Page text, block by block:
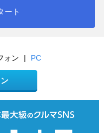
ート
ォン | PC